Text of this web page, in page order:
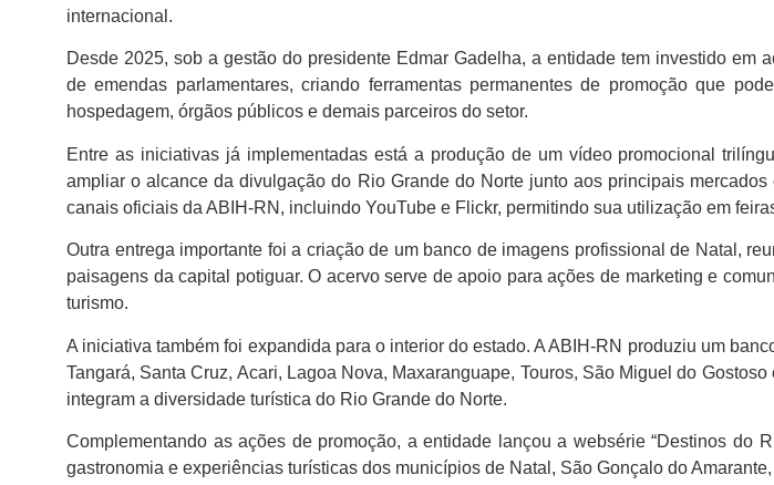
internacional.
Desde 2025, sob a gestão do presidente Edmar Gadelha, a entidade tem investido em
de emendas parlamentares, criando ferramentas permanentes de promoção que
hospedagem, órgãos públicos e demais parceiros do setor.
Entre as iniciativas já implementadas está a produção de um vídeo promocional
ampliar o alcance da divulgação do Rio Grande do Norte junto aos principais
canais oficiais da ABIH-RN, incluindo YouTube e Flickr, permitindo sua utilização em
Outra entrega importante foi a criação de um banco de imagens profissional de Natal,
paisagens da capital potiguar. O acervo serve de apoio para ações de marketing e
turismo.
A iniciativa também foi expandida para o interior do estado. A ABIH-RN produziu um
Tangará, Santa Cruz, Acari, Lagoa Nova, Maxaranguape, Touros, São Miguel do
integram a diversidade turística do Rio Grande do Norte.
Complementando as ações de promoção, a entidade lançou a websérie “Destinos do
gastronomia e experiências turísticas dos municípios de Natal, São Gonçalo do